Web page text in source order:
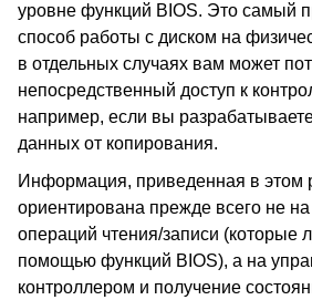
уровне функций BIOS. Это самый
способ работы с диском на
в отдельных случаях вам может
непосредственный доступ к
например, если вы
данных от копирования.
Информация, приведенная в этом
ориентирована прежде всего не
операций чтения/записи (которые
помощью функций BIOS), а на
контроллером и получение